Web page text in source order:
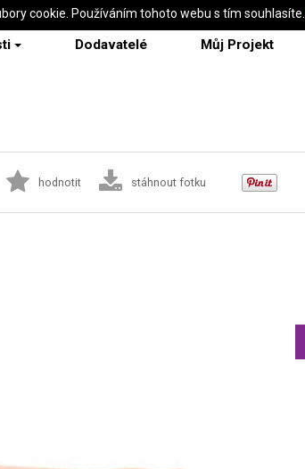
Dodavatelé Můj Projekt
hodnotit stáhnout fotku
cookie. Používáním tohoto webu s tím souhlasíte.